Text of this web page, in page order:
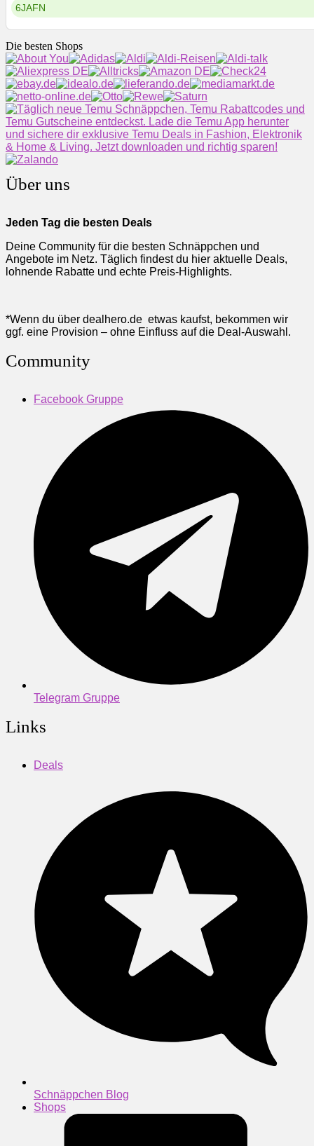
6JAFN
Die besten Shops
Über uns
Jeden Tag die besten Deals
Deine Community für die besten Schnäppchen und
Angebote im Netz. Täglich findest du hier aktuelle Deals,
lohnende Rabatte und echte Preis-Highlights.
*Wenn du über dealhero.de etwas kaufst, bekommen wir
ggf. eine Provision – ohne Einfluss auf die Deal-Auswahl.
Community
Facebook Gruppe
Telegram Gruppe
Links
Deals
Schnäppchen Blog
Shops